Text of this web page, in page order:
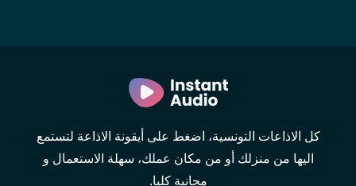
كل الاذاعات التونسية، اضغط على أيقونة الاذاعة لتستمع
اليها من منزلك أو من مكان عملك، سهلة الاستعمال و
مجانية كليا.